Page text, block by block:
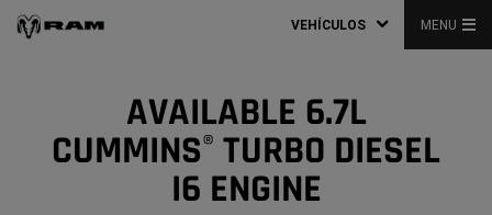
VEHÍCULOS MENU
AVAILABLE 6.7L
CUMMINS® TURBO DIESEL
I6 ENGINE